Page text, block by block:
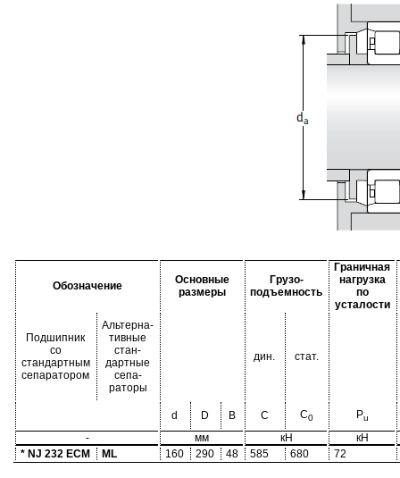
Обозначение
Основные
размеры
Грузо-
подъемность
Граничная
нагрузка
по
усталости
Подшипник
со
стандартным
сепаратором
Альтерна-
тивные
стан-
дартные
сепа-
раторы
дин. стат.
d D B C C0 Pu
- мм кН
кН
* NJ 232 ECM
ML 160 290 48 585 680 72